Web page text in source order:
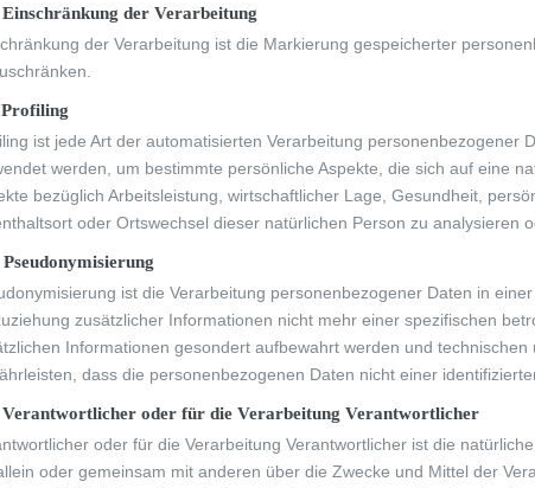
der Verarbeitung
der Verarbeitung ist die Markierung gespeicherter
ist jede Art der automatisierten Verarbeitung
werden, um bestimmte persönliche Aspekte, die sich auf eine
bezüglich Arbeitsleistung, wirtschaftlicher Lage, Gesundheit,
oder Ortswechsel dieser natürlichen Person zu analysieren
ist die Verarbeitung personenbezogener Daten in
zusätzlicher Informationen nicht mehr einer spezifischen
Informationen gesondert aufbewahrt werden und
dass die personenbezogenen Daten nicht einer
oder für die Verarbeitung Verantwortlicher
oder für die Verarbeitung Verantwortlicher ist die
oder gemeinsam mit anderen über die Zwecke und Mittel der